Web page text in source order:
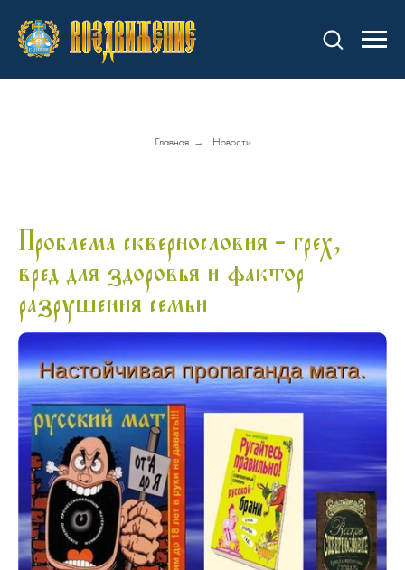
Главная → Новости
Проблема сквернословия - грех,
вред для здоровья и фактор
разрушения семьи